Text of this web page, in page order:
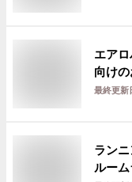
エア
向け
最終更新
ラン
ルー